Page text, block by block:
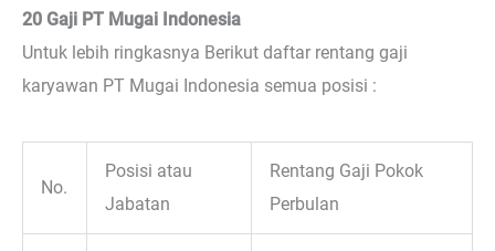
20 Gaji PT Mugai Indonesia
Untuk lebih ringkasnya Berikut daftar rentang gaji
karyawan PT Mugai Indonesia semua posisi :
No.
Posisi atau
Jabatan
Rentang Gaji Pokok
Perbulan